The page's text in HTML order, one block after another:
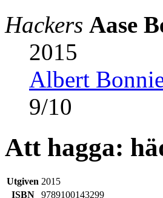
Hackers Aase
2015
Albert
9/10
Att hagga:
Utgiven 2015
ISBN
9789100143299